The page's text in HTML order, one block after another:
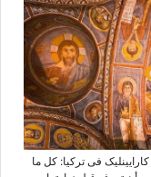
فی ترکیا: کل ما